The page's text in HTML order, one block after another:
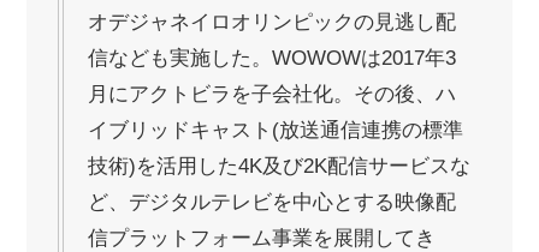
オデジャネイロオリンピックの見逃し配
信なども実施した。WOWOWは2017年3
月にアクトビラを子会社化。その後、ハ
イブリッドキャスト(放送通信連携の標準
技術)を活用した4K及び2K配信サービスな
ど、デジタルテレビを中心とする映像配
信プラットフォーム事業を展開してき